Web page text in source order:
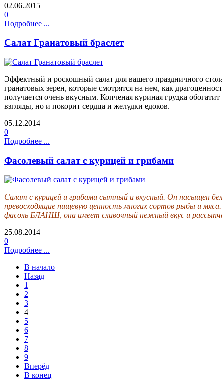
02.06.2015
0
Подробнее ...
Салат Гранатовый браслет
Эффектный и роскошный салат для вашего праздничного
гранатовых зерен, которые смотрятся на нем, как
получается очень вкусным. Копченая куриная грудка
взгляды, но и покорит сердца и желудки едоков.
05.12.2014
0
Подробнее ...
Фасолевый салат с курицей и грибами
Салат с курицей и грибами сытный и вкусный. Он насыщен
превосходящие пищевую ценность многих сортов рыбы и
фасоль БЛАНШ, она имеет сливочный нежный вкус и
25.08.2014
0
Подробнее ...
В начало
Назад
1
2
3
4
5
6
7
8
9
Вперёд
В конец